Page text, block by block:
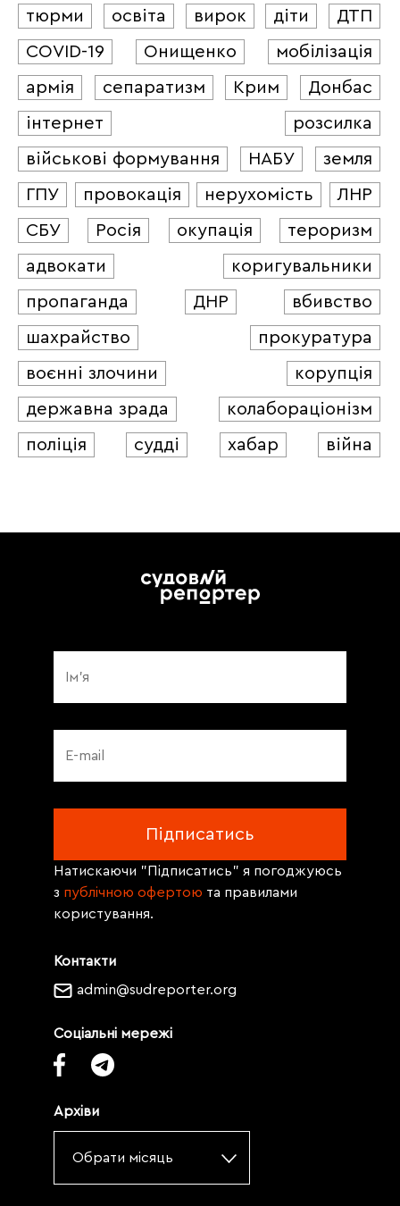
тюрми
освіта вирок діти
ДТП
COVID-19
Онищенко
мобілізація
армія
сепаратизм Крим
Донбас
інтернет
розсилка
військові формування
НАБУ
земля
ГПУ
провокація нерухомість
ЛНР
СБУ
Росія окупація
тероризм
адвокати
коригувальники
пропаганда
ДНР
вбивство
шахрайство
прокуратура
воєнні злочини
корупція
державна зрада
колабораціонізм
поліція
судді хабар війна
Контакти
admin@sudreporter.org
Соціальні мережі
Архіви
Обрати місяць
Натискаючи "Підписатись" я погоджуюсь
з публічною офертою та правилами
користування.